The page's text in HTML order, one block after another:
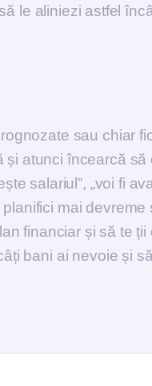
le aliniezi astfel
sau chiar
și atunci încearcă să
salariul”, „voi fi
mai devreme
financiar și să te ții
bani ai nevoie și
de viață